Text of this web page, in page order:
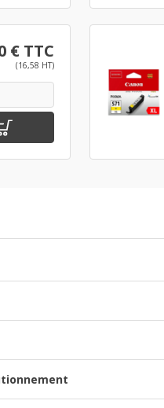
€ TTC
(16,58 HT)